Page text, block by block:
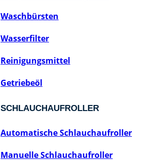
Waschbürsten
Wasserfilter
Reinigungsmittel
Getriebeöl
SCHLAUCHAUFROLLER
Automatische Schlauchaufroller
Manuelle Schlauchaufroller